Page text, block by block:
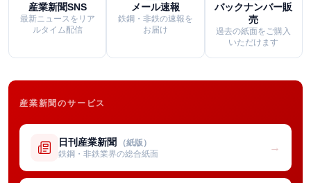
産業新聞SNS
最新ニュースをリア
ルタイム配信
メール速報
鉄鋼・非鉄の速報を
お届け
バックナンバー販
売
過去の紙面をご購入
いただけます
産業新聞のサービス
日刊産業新聞 （紙版）
鉄鋼・非鉄業界の総合紙面
→